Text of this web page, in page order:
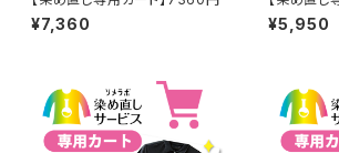
¥7,360 ¥5,950